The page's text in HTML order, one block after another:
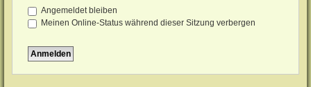
Angemeldet bleiben
Meinen Online-Status während dieser Sitzung verbergen